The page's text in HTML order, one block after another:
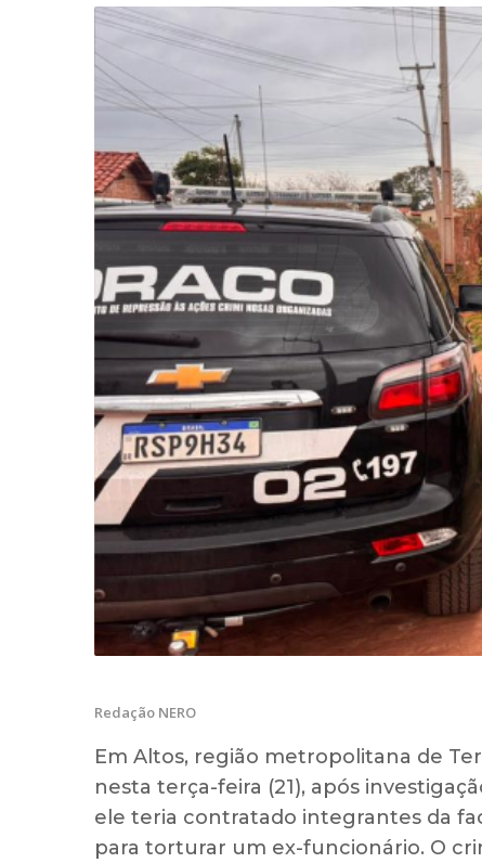
Redação NERO
Em Altos, região metropolitana de
nesta terça-feira (21), após
ele teria contratado integrantes da
para torturar um ex-funcionário. O